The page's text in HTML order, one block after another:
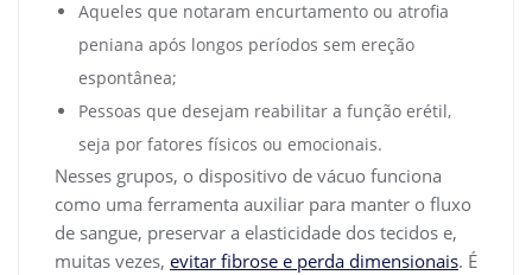
Aqueles que notaram encurtamento ou atrofia
peniana após longos períodos sem ereção
espontânea;
Pessoas que desejam reabilitar a função erétil,
seja por fatores físicos ou emocionais.
Nesses grupos, o dispositivo de vácuo funciona
como uma ferramenta auxiliar para manter o fluxo
de sangue, preservar a elasticidade dos tecidos e,
muitas vezes, evitar fibrose e perda dimensionais. É